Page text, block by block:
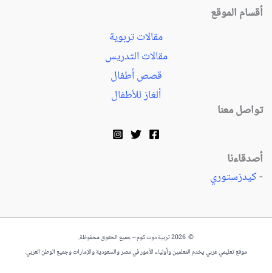
أقسام الموقع
مقالات تربوية
مقالات التدريس
قصص أطفال
ألغاز للأطفال
تواصل معنا
أصدقاءنا
-كيدزستوري
© 2026 تربية دوت كوم – جميع الحقوق محفوظة.
موقع تعليمي عربي يخدم المعلمين وأولياء الأمور في مصر والسعودية والإمارات وجميع الوطن العربي.